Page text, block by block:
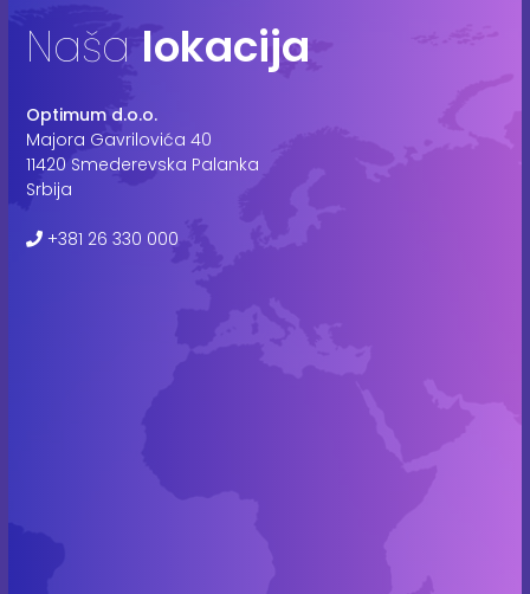
Naša lokacija
Optimum d.o.o.
Majora Gavrilovića 40
11420 Smederevska Palanka
Srbija
+381 26 330 000